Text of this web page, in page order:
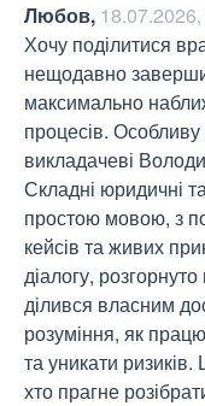
Любов,
Хочу поділитися
нещодавно
максимально
процесів.
викладачеві
Складні юридичні
простою мовою, з
кейсів та живих
діалогу,
ділився власним
розуміння, як
та уникати
хто прагне